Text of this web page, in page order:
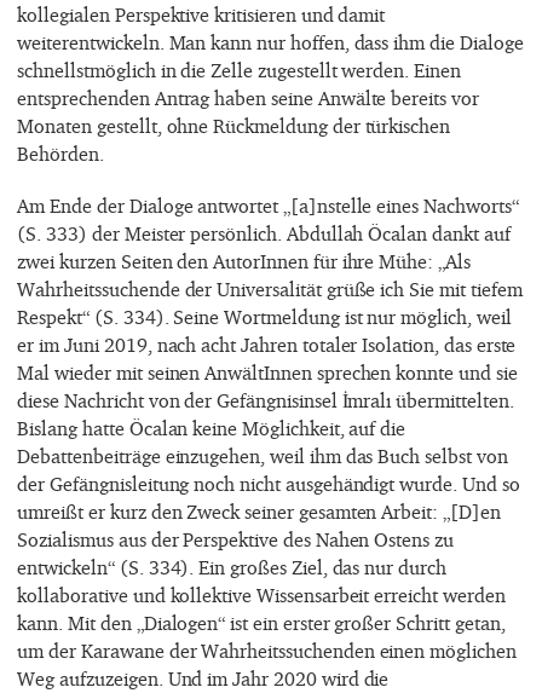
kollegialen Perspektive kritisieren und damit
weiterentwickeln. Man kann nur hoffen, dass ihm die Dialoge
schnellstmöglich in die Zelle zugestellt werden. Einen
entsprechenden Antrag haben seine Anwälte bereits vor
Monaten gestellt, ohne Rückmeldung der türkischen
Behörden.
Am Ende der Dialoge antwortet „[a]nstelle eines Nachworts“
(S. 333) der Meister persönlich. Abdullah Öcalan dankt auf
zwei kurzen Seiten den AutorInnen für ihre Mühe: „Als
Wahrheitssuchende der Universalität grüße ich Sie mit tiefem
Respekt“ (S. 334). Seine Wortmeldung ist nur möglich, weil
er im Juni 2019, nach acht Jahren totaler Isolation, das erste
Mal wieder mit seinen AnwältInnen sprechen konnte und sie
diese Nachricht von der Gefängnisinsel İmralı übermittelten.
Bislang hatte Öcalan keine Möglichkeit, auf die
Debattenbeiträge einzugehen, weil ihm das Buch selbst von
der Gefängnisleitung noch nicht ausgehändigt wurde. Und so
umreißt er kurz den Zweck seiner gesamten Arbeit: „[D]en
Sozialismus aus der Perspektive des Nahen Ostens zu
entwickeln“ (S. 334). Ein großes Ziel, das nur durch
kollaborative und kollektive Wissensarbeit erreicht werden
kann. Mit den „Dialogen“ ist ein erster großer Schritt getan,
um der Karawane der Wahrheitssuchenden einen möglichen
Weg aufzuzeigen. Und im Jahr 2020 wird die